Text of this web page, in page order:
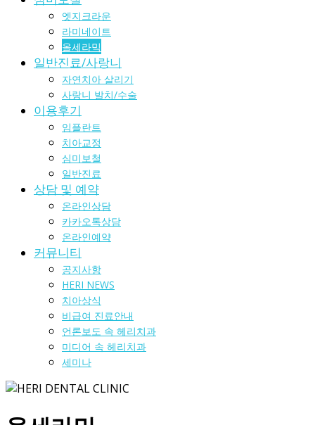
엣지크라운
라미네이트
올세라믹
일반진료/사랑니
자연치아 살리기
사랑니 발치/수술
이용후기
임플란트
치아교정
심미보철
일반진료
상담 및 예약
온라인상담
카카오톡상담
온라인예약
커뮤니티
공지사항
HERI NEWS
치아상식
비급여 진료안내
언론보도 속 헤리치과
미디어 속 헤리치과
세미나